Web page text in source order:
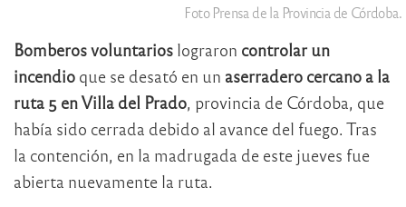
Foto Prensa de la Provincia de Córdoba.
Bomberos voluntarios lograron controlar un
incendio que se desató en un aserradero cercano a la
ruta 5 en Villa del Prado, provincia de Córdoba, que
había sido cerrada debido al avance del fuego. Tras
la contención, en la madrugada de este jueves fue
abierta nuevamente la ruta.